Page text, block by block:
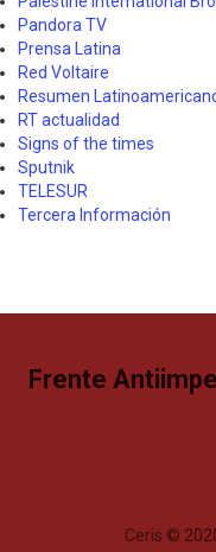
Pandora TV
Prensa Latina
Red Voltaire
Resumen
RT actualidad
Signs of the times
Sputnik
TELESUR
Tercera Información
Frente
Ceris ©